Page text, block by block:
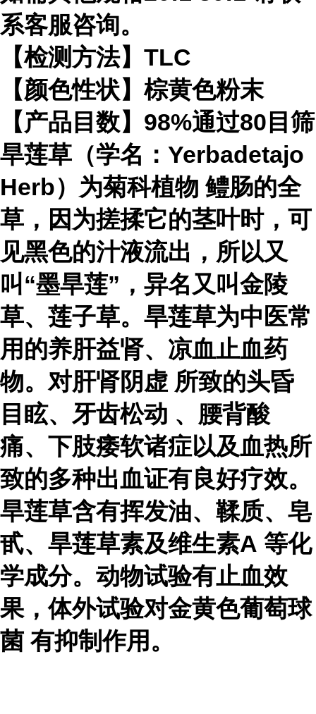
系客服咨询。
【检测方法】TLC
【颜色性状】棕黄色粉末
【产品目数】98%通过80目筛
旱莲草（学名：Yerbadetajo
Herb）为菊科植物 鳢肠的全
草，因为搓揉它的茎叶时，可
见黑色的汁液流出，所以又
叫“墨旱莲”，异名又叫金陵
草、莲子草。旱莲草为中医常
用的养肝益肾、凉血止血药
物。对肝肾阴虚 所致的头昏
目眩、 牙齿松动 、腰背酸
痛、下肢痿软诸症以及血热所
致的多种出血证有良好疗效。
旱莲草含有挥发油、鞣质、皂
甙、旱莲草素及维生素A 等化
学成分。动物试验有止血效
果，体外试验对金黄色葡萄球
菌 有抑制作用。